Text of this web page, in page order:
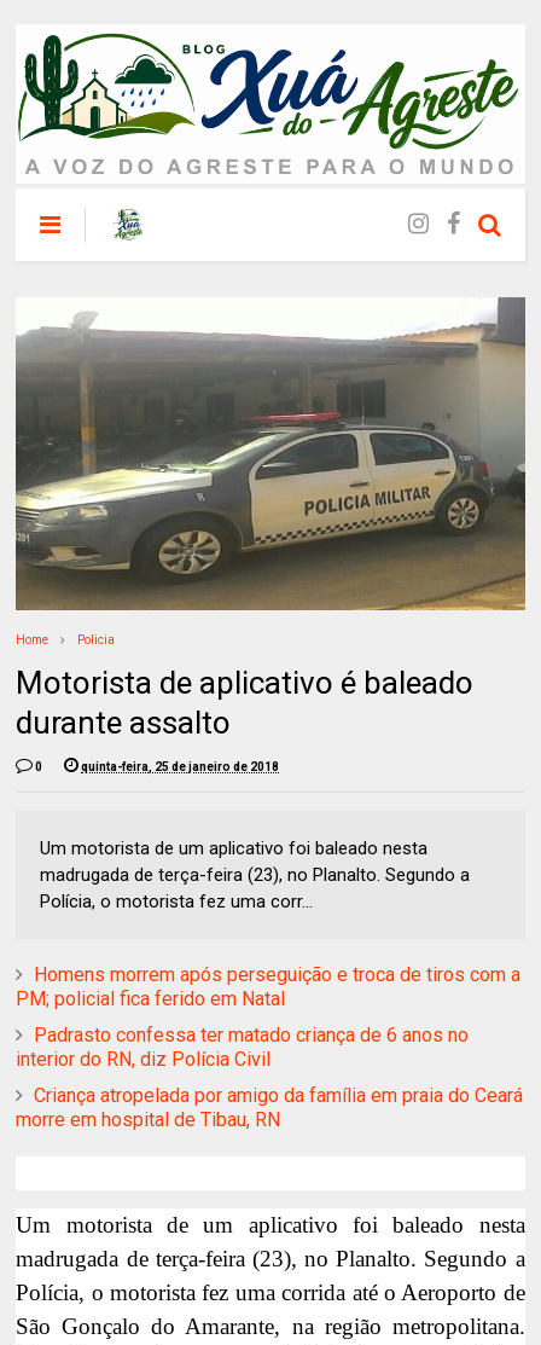
Home Policia
Motorista de aplicativo é baleado
durante assalto
0 quinta-feira, 25 de janeiro de 2018
Um motorista de um aplicativo foi baleado nesta
madrugada de terça-feira (23), no Planalto. Segundo a
Polícia, o motorista fez uma corr...
Homens morrem após perseguição e troca de tiros com a
PM; policial fica ferido em Natal
Padrasto confessa ter matado criança de 6 anos no
interior do RN, diz Polícia Civil
Criança atropelada por amigo da família em praia do Ceará
morre em hospital de Tibau, RN
Um motorista de um aplicativo foi baleado nesta
madrugada de terça-feira (23), no Planalto. Segundo a
Polícia, o motorista fez uma corrida até o Aeroporto de
São Gonçalo do Amarante, na região metropolitana.